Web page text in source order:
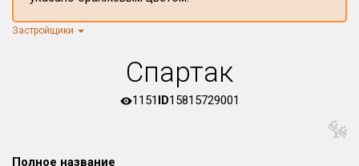
Регион ЖК
Застройщики
Спартак
1151 ID15815729001
Полное название